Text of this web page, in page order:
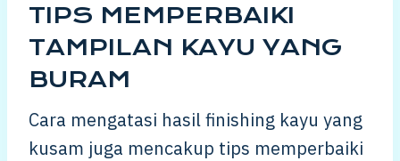
TIPS MEMPERBAIKI
TAMPILAN KAYU YANG
BURAM
Cara mengatasi hasil finishing kayu yang
kusam juga mencakup tips memperbaiki